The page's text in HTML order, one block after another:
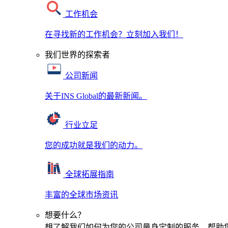
工作机会
在寻找新的工作机会？立刻加入我们！
我们世界的探索者
公司新闻
关于INS Global的最新新闻。
行业立足
您的成功就是我们的动力。
全球拓展指南
丰富的全球市场资讯
想要什么？